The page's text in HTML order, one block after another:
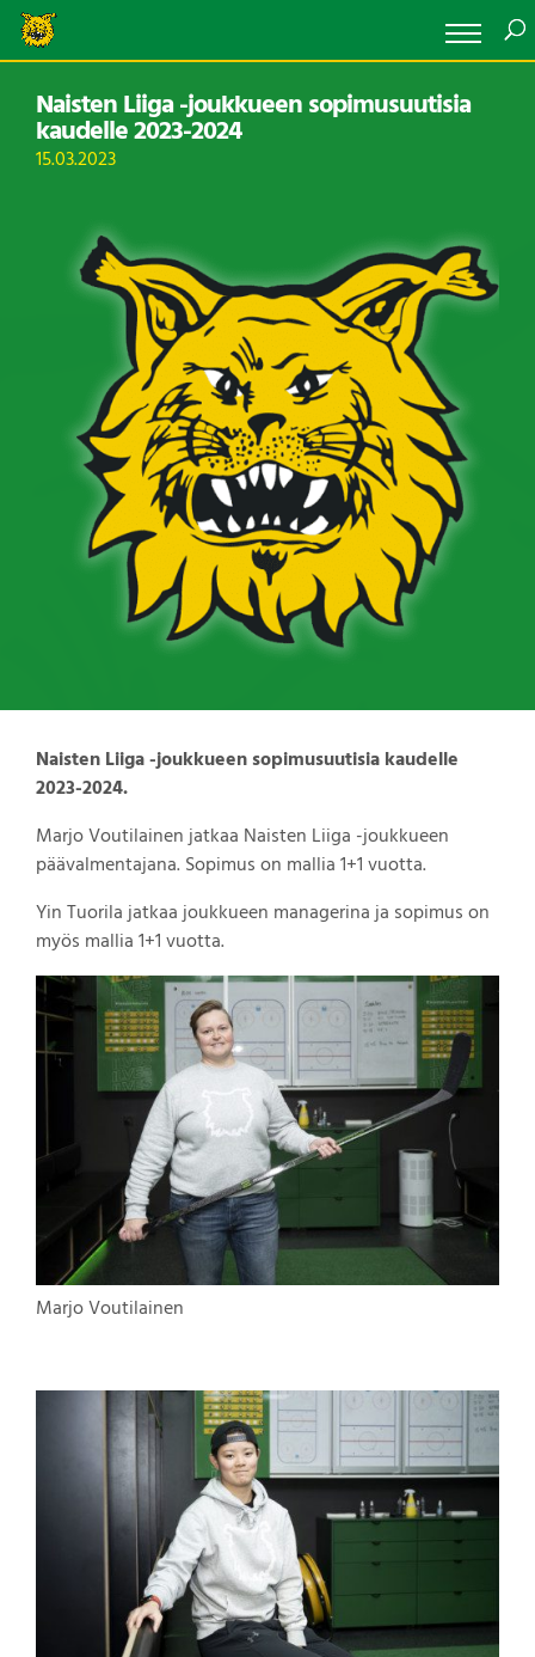
Naisten Liiga -joukkueen sopimusuutisia
kaudelle 2023-2024
15.03.2023
Naisten Liiga -joukkueen sopimusuutisia kaudelle
2023-2024.
Marjo Voutilainen jatkaa Naisten Liiga -joukkueen
päävalmentajana. Sopimus on mallia 1+1 vuotta.
Yin Tuorila jatkaa joukkueen managerina ja sopimus on
myös mallia 1+1 vuotta.
Marjo Voutilainen